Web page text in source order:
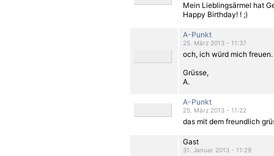
Mein Lieblingsärmel hat
Happy Birthday! ! ;)
A-Punkt
25. März 2013 - 11:37
och, ich würd mich
Grüsse,
A.
A-Punkt
25. März 2013 - 11:22
das mit dem freundlich
Gast
31. Januar 2013 - 11:29